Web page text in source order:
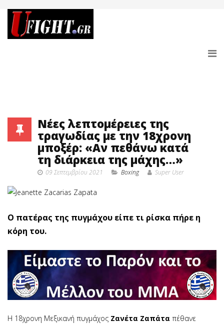
Νέες λεπτομέρειες της
τραγωδίας με την 18χρονη
μποξέρ: «Αν πεθάνω κατά
τη διάρκεια της μάχης…»
09 Σεπτεμβρίου 2021 Boxing Super User
Ο πατέρας της πυγμάχου είπε τι ρίσκα πήρε η
κόρη του.
Η 18χρονη Μεξικανή πυγμάχος Ζανέτα Ζαπάτα πέθανε